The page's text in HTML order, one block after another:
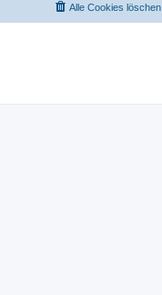
Alle Cookies löschen